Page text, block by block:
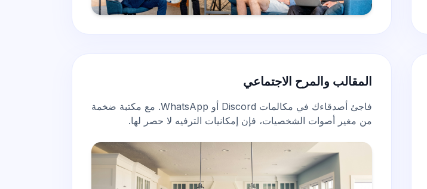
المقالب والمرح الاجتماعي
فاجئ أصدقاءك في مكالمات Discord أو WhatsApp. مع مكتبة ضخمة
من مغير أصوات الشخصيات، فإن إمكانيات الترفيه لا حصر لها.